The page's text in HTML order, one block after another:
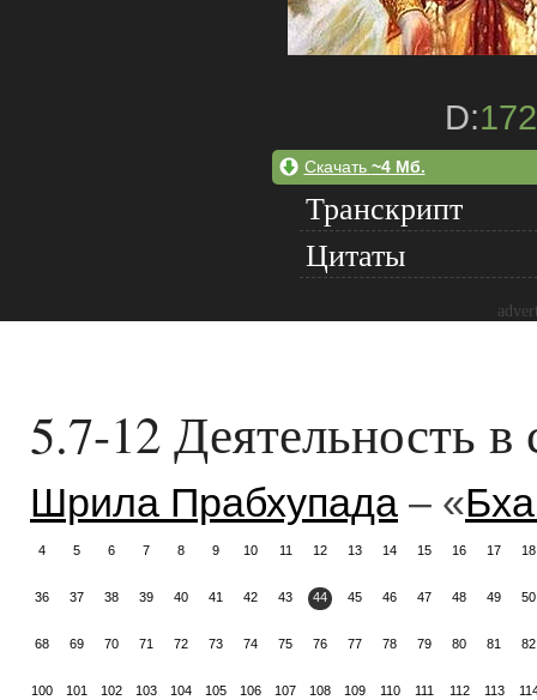
D:
Скачать ~4 Мб.
Транскрипт
Цитаты
5.7-12 Деятельность
Шрила Прабхупада – «
4 5 6 7 8 9 10 11 12 13 14 15 16 17 18
36 37 38 39 40 41 42 43 44 45 46 47 48 49 50
68 69 70 71 72 73 74 75 76 77 78 79 80 81 82
100 101 102 103 104 105 106 107 108 109 110 111 112 113